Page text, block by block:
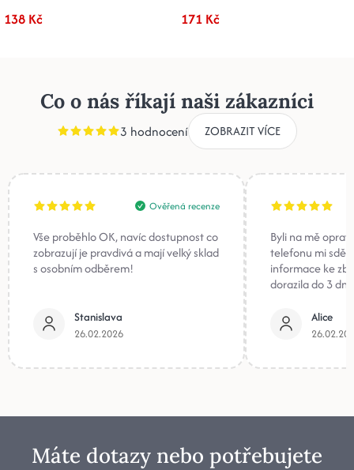
138 Kč 171 Kč
Co o nás říkají naši zákazníci
3 hodnocení ZOBRAZIT VÍCE
Ověřená recenze
Vše proběhlo OK, navíc dostupnost co
zobrazují je pravdivá a mají velký sklad
s osobním odběrem!
Stanislava
26.02.2026
Byli na mě
telefonu mi
informace ke
dorazila do 3
Alice
Máte dotazy nebo potřebujete